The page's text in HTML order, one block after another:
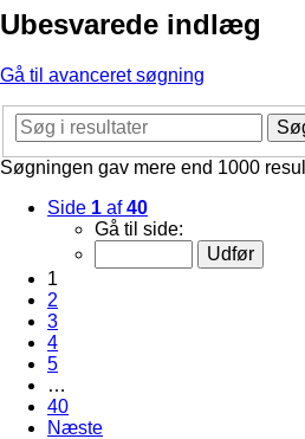
Ubesvarede indlæg
Gå til avanceret søgning
Søgningen gav mere end 1000
Side 1 af40
Gå til side:
1
2
3
4
5
…
40
Næste